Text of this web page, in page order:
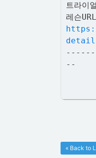
트라이
레슨
--
« Back to